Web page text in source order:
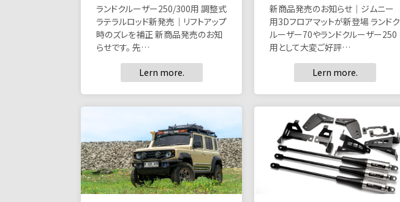
ランドクルーザー250/300用 調整式
ラテラルロッド新発売｜リフトアップ
時のズレを補正 新商品発売のお知
らせです。 先…
Lern more.
新商品発売のお知らせ｜ジムニー
用3Dフロアマットが新登場 ランドク
ルーザー70やランドクルーザー250
用として大変ご好評…
Lern more.